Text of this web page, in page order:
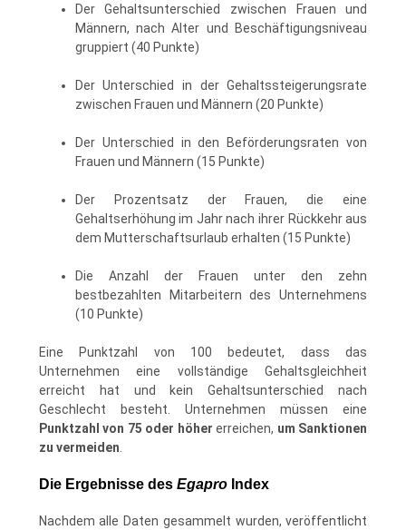
Der Gehaltsunterschied zwischen Frauen und
Männern, nach Alter und Beschäftigungsniveau
gruppiert (40 Punkte)
Der Unterschied in der Gehaltssteigerungsrate
zwischen Frauen und Männern (20 Punkte)
Der Unterschied in den Beförderungsraten von
Frauen und Männern (15 Punkte)
Der Prozentsatz der Frauen, die eine
Gehaltserhöhung im Jahr nach ihrer Rückkehr aus
dem Mutterschaftsurlaub erhalten (15 Punkte)
Die Anzahl der Frauen unter den zehn
bestbezahlten Mitarbeitern des Unternehmens
(10 Punkte)
Eine Punktzahl von 100 bedeutet, dass das
Unternehmen eine vollständige Gehaltsgleichheit
erreicht hat und kein Gehaltsunterschied nach
Geschlecht besteht. Unternehmen müssen eine
Punktzahl von 75 oder höher erreichen, um Sanktionen
zu vermeiden
Die Ergebnisse des EgaproIndex
Nachdem alle Daten gesammelt wurden, veröffentlicht